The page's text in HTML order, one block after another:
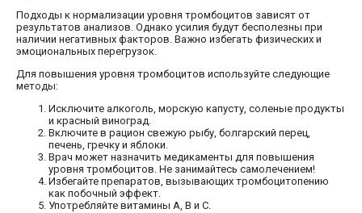
Подходы к нормализации уровня тромбоцитов зависят от
результатов анализов. Однако усилия будут бесполезны при
наличии негативных факторов. Важно избегать физических и
эмоциональных перегрузок.
Для повышения уровня тромбоцитов используйте следующие
методы:
Исключите алкоголь, морскую капусту, соленые продукты
и красный виноград.
Включите в рацион свежую рыбу, болгарский перец,
печень, гречку и яблоки.
Врач может назначить медикаменты для повышения
уровня тромбоцитов. Не занимайтесь самолечением!
Избегайте препаратов, вызывающих тромбоцитопению
как побочный эффект.
Употребляйте витамины A, B и C.